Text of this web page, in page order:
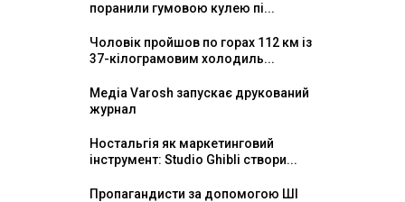
поранили гумовою кулею пі...
Чоловік пройшов по горах 112 км із
37-кілограмовим холодиль...
Медіа Varosh запускає друкований
журнал
Ностальгія як маркетинговий
інструмент: Studio Ghibli створи...
Пропагандисти за допомогою ШІ